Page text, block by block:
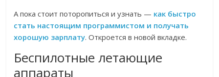
А пока стоит поторопиться и узнать — как быстро
стать настоящим программистом и получать
хорошую зарплату. Откроется в новой вкладке.
Беспилотные летающие
аппараты